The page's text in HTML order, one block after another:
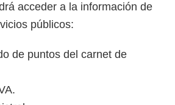
acceder a la información de
públicos:
de puntos del carnet de